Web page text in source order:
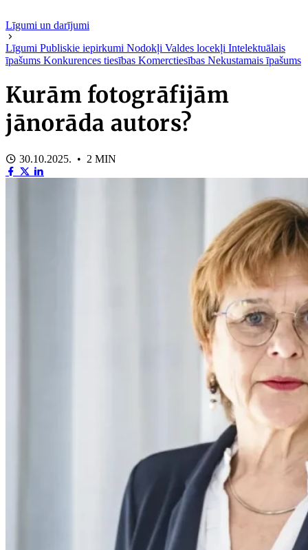
Līgumi un darījumi
Līgumi Publiskie iepirkumi Nodokļi Valdes locekļi Intelektuālais
īpašums Konkurences tiesības Komerctiesības Nekustamais īpašums
Kurām fotogrāfijām
jānorāda autors?
30.10.2025. • 2 MIN